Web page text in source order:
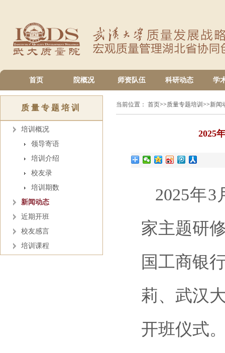
首页 院概况 师资队伍 科研动态 学
质量专题培训
培训概况
领导寄语
培训介绍
校友录
培训期数
新闻动态
近期开班
校友感言
培训课程
当前位置： 首页>>质量专题培训 >>新闻
2025
2025年
家主题研
国工商银
莉、武汉
开班仪式